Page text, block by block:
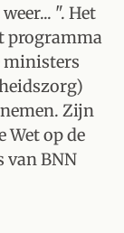
". Het
programma
ministers
Zijn
op de
van BNN